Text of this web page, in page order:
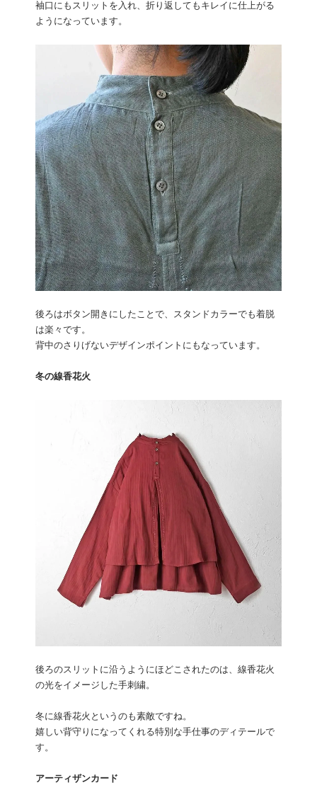
袖口にもスリットを入れ、折り返してもキレイに仕上がる
ようになっています。
後ろはボタン開きにしたことで、スタンドカラーでも着脱
は楽々です。
背中のさりげないデザインポイントにもなっています。
冬の線香花火
後ろのスリットに沿うようにほどこされたのは、線香花火
の光をイメージした手刺繍。
冬に線香花火というのも素敵ですね。
嬉しい背守りになってくれる特別な手仕事のディテールで
す。
アーティザンカード